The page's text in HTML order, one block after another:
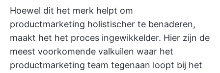
Hoewel dit het merk helpt om
productmarketing holistischer te benaderen,
maakt het het proces ingewikkelder. Hier zijn de
meest voorkomende valkuilen waar het
productmarketing team tegenaan loopt bij het